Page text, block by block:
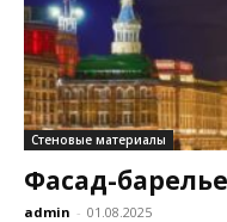
Стеновые материалы
Фасад-
admin - 01.08.2025